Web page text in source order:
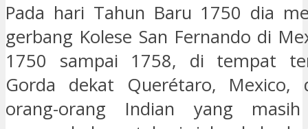
Pada hari Tahun Baru 1750 dia
gerbang Kolese San Fernando di
1750 sampai 1758, di tempat
Gorda dekat Querétaro, Mexico,
orang-orang Indian yang